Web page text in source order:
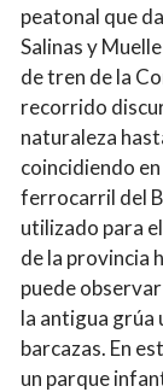
peatonal que
Salinas y
de tren de la
recorrido
naturaleza
coincidiendo
ferrocarril del
utilizado para
de la provincia
puede
la antigua grúa
barcazas. En
un parque